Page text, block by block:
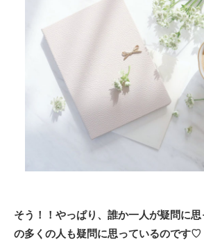
そう！！やっぱり、誰か一人が疑問に
の多くの人も疑問に思っているのです♡